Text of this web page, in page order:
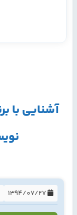
آشنایی با
1394/07/27